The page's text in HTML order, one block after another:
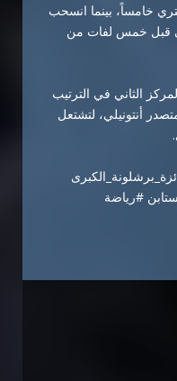
خامساً، بينما انسحب
قبل خمس لفات من
الثاني في الترتيب
أنتونيلي، لتشتعل
#رياضة